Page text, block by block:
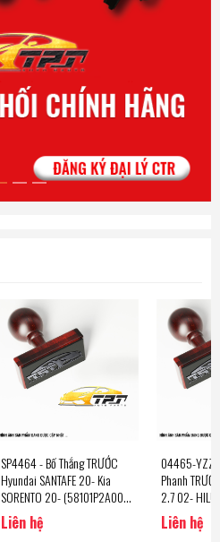
SP4464 - Bố Thắng TRƯỚC
Hyundai SANTAFE 20- Kia
SORENTO 20- (58101P2A00)
Hàng HiQ - Sangsin Korea
Liên hệ
04465-
Phanh
2.7 02-
3.0 DIESEL
2.5 2.7 05-
Liên hệ